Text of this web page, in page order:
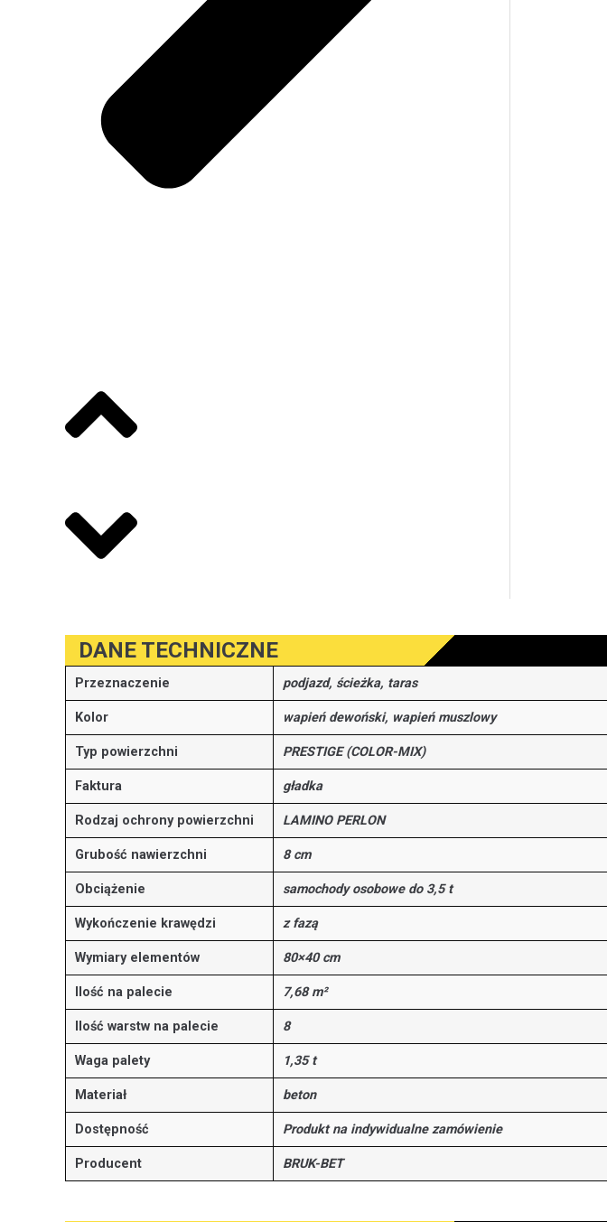
DANE TECHNICZNE
Przeznaczenie podjazd, ścieżka, taras
Kolor wapień dewoński, wapień muszlowy
Typ powierzchni PRESTIGE (COLOR-MIX)
Faktura gładka
Rodzaj ochrony powierzchni LAMINO PERLON
Grubość nawierzchni 8 cm
Obciążenie samochody osobowe do 3,5 t
Wykończenie krawędzi z fazą
Wymiary elementów 80×40 cm
Ilość na palecie 7,68 m²
Ilość warstw na palecie 8
Waga palety 1,35 t
Materiał beton
Dostępność Produkt na indywidualne zamówienie
Producent BRUK-BET